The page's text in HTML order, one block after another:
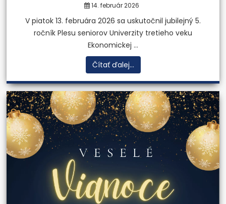
14. február 2026
V piatok 13. februára 2026 sa uskutočnil jubilejný 5.
ročník Plesu seniorov Univerzity tretieho veku
Ekonomickej ...
Čítať ďalej...